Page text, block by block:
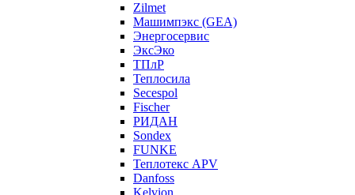
Zilmet
Машимпэкс (GEA)
Энергосервис
ЭксЭко
ТПлР
Теплосила
Secespol
Fischer
РИДАН
Sondex
FUNKE
Теплотекс APV
Danfoss
Kelvion